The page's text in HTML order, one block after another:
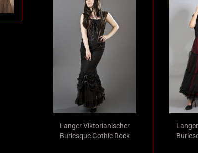
Langer Viktorianischer
Burlesque Gothic Rock